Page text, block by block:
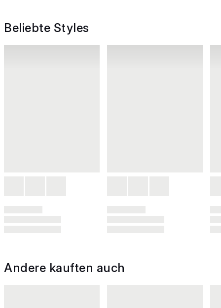
Beliebte Styles
Andere kauften auch